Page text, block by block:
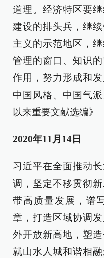
道理。经济特区要
建设的排头兵，继
主义的示范地区，
管理的窗口、知识
作用，努力形成和发
中国风格、中国气
以来重要文献选编》
2020年11月14日
习近平在全面推动
调，坚定不移贯彻
带高质量发展，谱
章，打造区域协调
外开放新高地，塑
就山水人城和谐相